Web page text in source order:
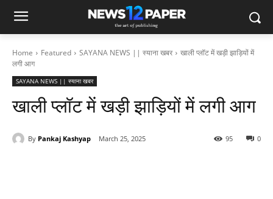
Home Featured SAYANA NEWS || स्याना खबर
खाली प्लॉट में खड़ी झाड़ियों में
लगी आग
SAYANA NEWS || स्याना खबर
खाली प्लॉट में खड़ी झाड़ियों में लगी आग
By Pankaj Kashyap March 25, 2025 0
95